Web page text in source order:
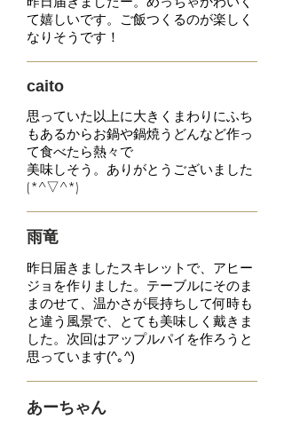
て嬉しいです。ご飯つくるのが楽しく
なりそうです！
caito
思っていた以上に大きくまわりにふち
もあるからお鍋や鍋焼うどんなど作っ
て食べたら熱々で
美味しそう。ありがとうございました
(*^▽^*)
雨竜
昨日届きましたスキレットで、 アヒー
ジョを作りました。テーブルにそのま
まのせて、温かさが長持ちして何時も
と違う風景で、
とても美味しく戴きま
した。 次回はアップルパイを作ろうと
思っています(^｡^)
あーちゃん